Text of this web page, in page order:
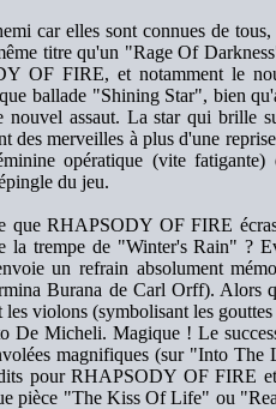
car elles sont connues de
titre qu'un "Rage Of
OF FIRE, et notamment le
ballade "Shining Star", bien
assaut. La star qui brille
des merveilles à plus d'une
opératique (vite fatigante)
du jeu.
que RHAPSODY OF FIRE
la trempe de "Winter's Rain" ?
un refrain absolument
Burana de Carl Orff). Alors
violons (symbolisant les
De Micheli. Magique ! Le
magnifiques (sur "Into The
pour RHAPSODY OF FIRE
pièce "The Kiss Of Life" ou